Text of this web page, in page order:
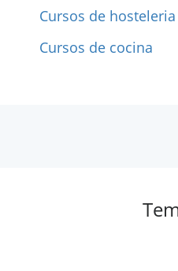
Cursos de hosteleria
Cursos de cocina